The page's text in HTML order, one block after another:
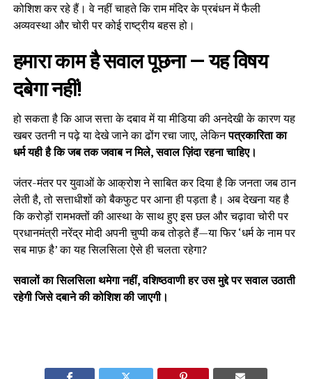
कोशिश कर रहे हैं। वे नहीं चाहते कि राम मंदिर के प्रबंधन में फैली
अव्यवस्था और चोरी पर कोई राष्ट्रीय बहस हो।
हमारा काम है सवाल पूछना — यह विषय
दबेगा नहीं!
हो सकता है कि आज सत्ता के दबाव में या मीडिया की अनदेखी के कारण यह
खबर उतनी न पढ़े या देखे जाने का ढोंग रचा जाए, लेकिनपत्रकारिता का
धर्म यही है कि जब तक जवाब न मिले, सवाल ज़िंदा रहना चाहिए।
जंतर-मंतर पर युवाओं के आक्रोश ने साबित कर दिया है कि जनता जब ठान
लेती है, तो सत्ताधीशों को बैकफुट पर आना ही पड़ता है। अब देखना यह है
कि करोड़ों रामभक्तों की आस्था के साथ हुए इस छल और चढ़ावा चोरी पर
प्रधानमंत्री नरेंद्र मोदी अपनी चुप्पी कब तोड़ते हैं—या फिर ‘धर्म के नाम पर
सब माफ़ है’ का यह सिलसिला ऐसे ही चलता रहेगा?
सवालों का सिलसिला थमेगा नहीं, वशिष्ठवाणी हर उस मुद्दे पर सवाल उठाती
रहेगी जिसे दबाने की कोशिश की जाएगी।